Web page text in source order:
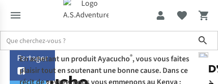
Expertise & Conseils Ayacucho et le Kenya, plus proches que
Partager
En achetant un produit Ayacucho®, vous vous faites
plaisir tout en soutenant une bonne cause. Dans ce